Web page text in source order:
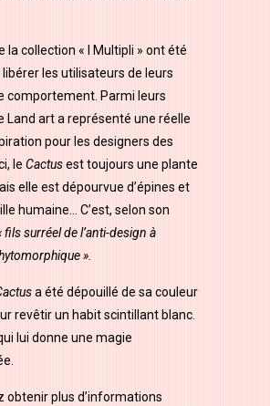
la collection « I Multipli » ont été
les utilisateurs de leurs
comportement. Parmi leurs
Land art a représenté une réelle
pour les designers des
le Cactusest toujours une plante
elle est dépourvue d’épines et
humaine… C’est, selon son
fils surréel de l’anti-design à
».
a été dépouillé de sa couleur
revêtir un habit scintillant blanc.
lui donne une magie
obtenir plus d’informations